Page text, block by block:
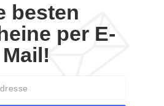
besten
per E-
Mail!